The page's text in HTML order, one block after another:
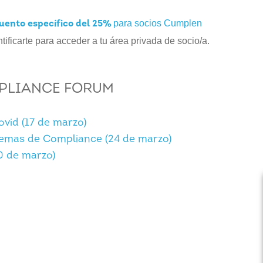
específico del 25% para socios Cumplen
para acceder a tu área privada de socio/a.
FORUM
(17 de marzo)
de Compliance (24 de marzo)
de marzo)